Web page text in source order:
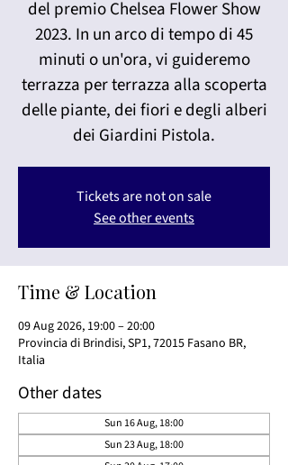
del premio Chelsea Flower Show
2023. In un arco di tempo di 45
minuti o un'ora, vi guideremo
terrazza per terrazza alla scoperta
delle piante, dei fiori e degli alberi
dei Giardini Pistola.
Tickets are not on sale
See other events
Time & Location
09 Aug 2026, 19:00 – 20:00
Provincia di Brindisi, SP1, 72015 Fasano BR,
Italia
Other dates
Sun 16 Aug, 18:00
Sun 23 Aug, 18:00